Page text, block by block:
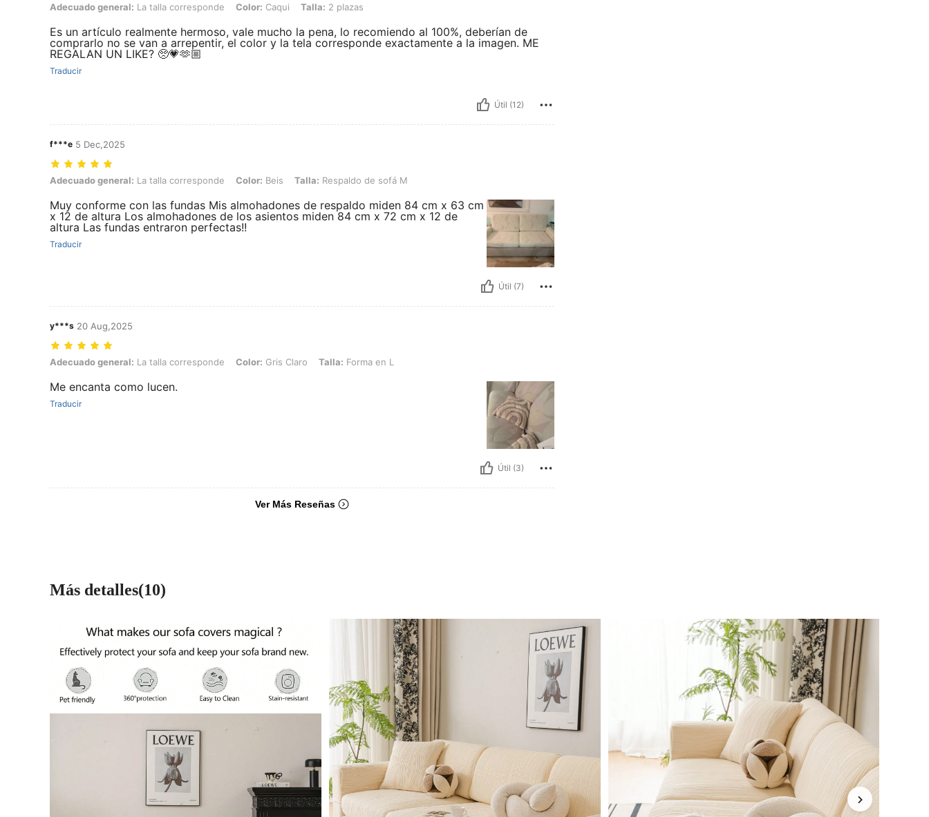
Adecuado general: La talla corresponde, Color: Caqui, Talla: 2 plazas
Adecuado general: La talla corresponde Color: Caqui Talla: 2 plazas
Es un artículo realmente hermoso, vale mucho la pena, lo recomiendo al 100%, deberían de
comprarlo no se van a arrepentir, el color y la tela corresponde exactamente a la imagen. ME
REGALAN UN LIKE? 🥺💗🫶🏼
Traducir
Útil (12)
f***e 5 Dec,2025
Adecuado general: La talla corresponde, Color: Beis, Talla: Respaldo de sofá M
Adecuado general: La talla corresponde Color: Beis Talla: Respaldo de sofá M
Muy conforme con las fundas Mis almohadones de respaldo miden 84 cm x 63 cm
x 12 de altura Los almohadones de los asientos miden 84 cm x 72 cm x 12 de
altura Las fundas entraron perfectas!!
Traducir
Útil (7)
y***s 20 Aug,2025
Adecuado general: La talla corresponde, Color: Gris Claro, Talla: Forma en L
Adecuado general: La talla corresponde Color: Gris Claro Talla: Forma en L
Me encanta como lucen.
Traducir
Útil (3)
Ver Más Reseñas
Más detalles(10)